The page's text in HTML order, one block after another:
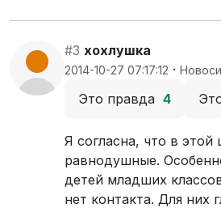
#3 хохлушка
2014-10-27 07:17:12 ·
Это правда 4
Я согласна, что в этой
равнодушные.
детей младших
нет контакта. Для них